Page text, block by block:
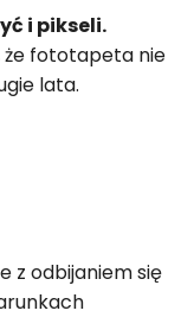
i pikseli.
że fototapeta nie
lata.
z odbijaniem się